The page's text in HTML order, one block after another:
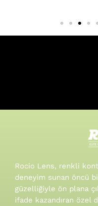
Rocio Lens, renkli
deneyim sunan öncü
güzelliğiyle ön plana
ifade kazandıran özel